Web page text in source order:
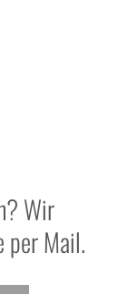
Wir
per Mail.